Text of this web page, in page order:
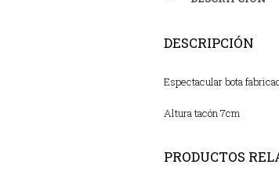
DESCRIPCIÓN
Espectacular bota
Altura tacón 7cm
PRODUCTOS